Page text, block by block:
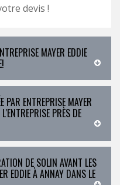
devis !
MAYER EDDIE
PAR ENTREPRISE MAYER
PRÈS DE
DE SOLIN AVANT LES
EDDIE À ANNAY DANS LE